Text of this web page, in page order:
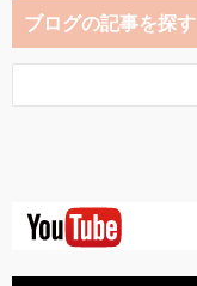
ブログの記事を探す